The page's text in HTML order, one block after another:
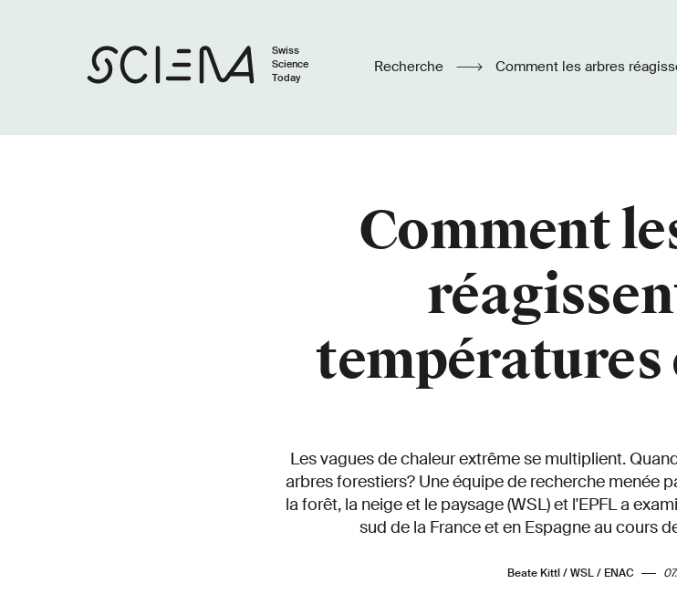
Swiss
Science
Today
Recherche Comment les arbres
Comment
températures
Les vagues de chaleur extrême se multiplient.
arbres forestiers? Une équipe de recherche menée
la forêt, la neige et le paysage (WSL) et l'EPFL a
sud de la France et en Espagne au cours
Beate Kittl / WSL / ENAC